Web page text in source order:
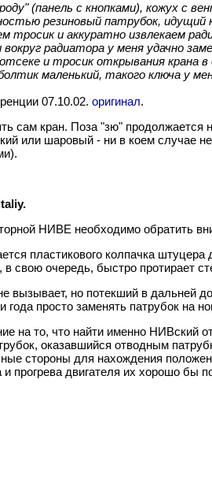
(панель с кнопками), кожух с
резиновый патрубок,
тросик и аккуратно извлекаем
вокруг радиатора у меня удачно
и тросик открывания крана
маленький, такого ключа у
07.10.02. оригинал.
сам кран. Поза "зю" продолжается
или шаровый - ни в коем
НИВЕ необходимо обратить
пластикового колпачка
свою очередь, быстро протирает
вызывает, но потекший в дальней
года просто заменять патрубок на
на то, что найти именно НИВский
оказавшийся отводным
стороны для нахождения
прогрева двигателя их хорошо бы